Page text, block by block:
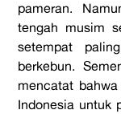
pameran.
tengah musim
setempat
berkebun.
mencatat
Indonesia untuk